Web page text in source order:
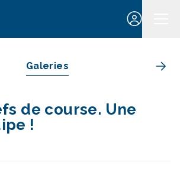
Galeries
de course. Une
!